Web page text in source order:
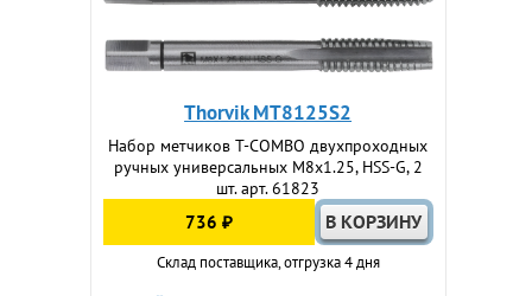
Thorvik MT8125S2
Набор метчиков T-COMBO двухпроходных
ручных универсальных М8х1.25, HSS-G, 2
шт. арт. 61823
736 ₽
Склад поставщика, отгрузка 4 дня